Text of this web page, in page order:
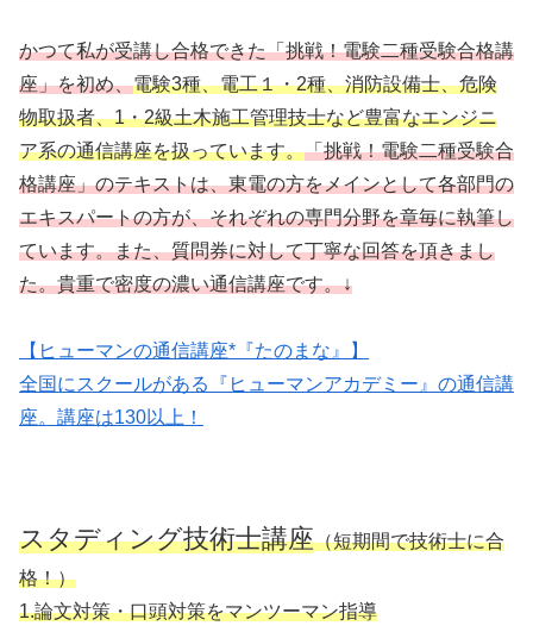
かつて私が受講し合格できた「挑戦！電験二種受験合格講
座」を初め、電験3種、電工１・2種、消防設備士、危険
物取扱者、1・2級土木施工管理技士など豊富なエンジニ
ア系の通信講座を扱っています。「挑戦！電験二種受験合
格講座」のテキストは、東電の方をメインとして各部門の
エキスパートの方が、それぞれの専門分野を章毎に執筆し
ています。また、質問券に対して丁寧な回答を頂きまし
た。貴重で密度の濃い通信講座です。↓
【ヒューマンの通信講座*『たのまな』】
全国にスクールがある『ヒューマンアカデミー』の通信講
座。講座は130以上！
スタディング技術士講座（短期間で技術士に合
格！）
1.論文対策・口頭対策をマンツーマン指導